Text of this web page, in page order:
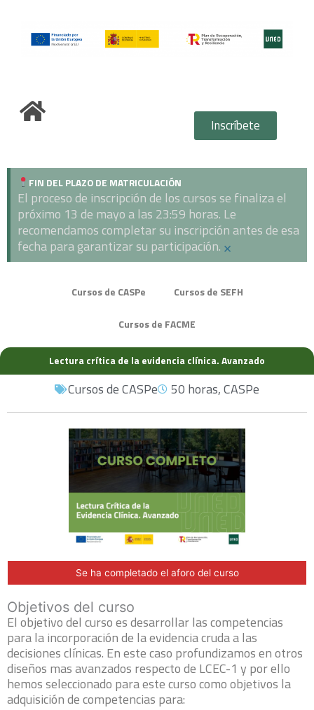
contenido
Inscríbete
FIN DEL PLAZO DE MATRICULACIÓN
El proceso de inscripción de los cursos se finaliza el
próximo 13 de mayo a las 23:59 horas. Le
recomendamos completar su inscripción antes de esa
fecha para garantizar su participación. ×
Cursos de CASPe Cursos de SEFH
Cursos de FACME
Lectura crítica de la evidencia clínica. Avanzado
Cursos de CASPe 50 horas,CASPe
Se ha completado el aforo del curso
Objetivos del curso
El objetivo del curso es desarrollar las competencias
para la incorporación de la evidencia cruda a las
decisiones clínicas. En este caso profundizamos en otros
diseños mas avanzados respecto de LCEC-1 y por ello
hemos seleccionado para este curso como objetivos la
adquisición de competencias para: